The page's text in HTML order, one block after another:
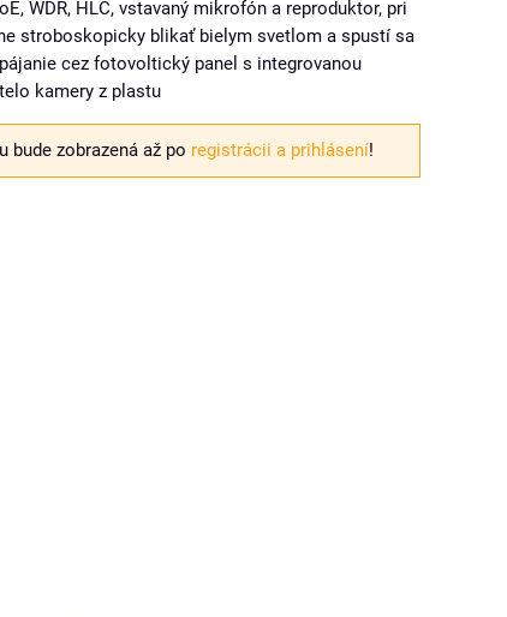
WDR, HLC, vstavaný mikrofón a reproduktor, pri
stroboskopicky blikať bielym svetlom a spustí sa
cez fotovoltický panel s integrovanou
kamery z plastu
bude zobrazená až po registrácii a prihlásení!